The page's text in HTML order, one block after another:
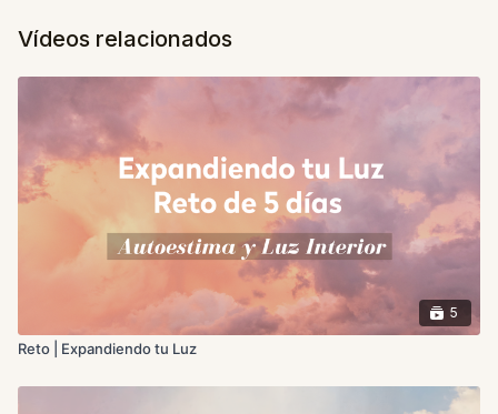
Es una práctica parasoltar el control,abrirte a recibiry
rendirte con confianza a la guía de tu alma y del universo.
Nos enfocaremos en activar y armonizar
del corazón)
para cerrar este ciclo con conexión espiritual,
paz y gratitud.
📝 Preguntas de Journaling
¿Qué parte de mí necesita rendirse para poder recibir
con más apertura, amor y confianza?
¿Qué he descubierto sobre mi luz interior durante este
reto que quiero seguir cultivando?
¿Qué me llevo de este proceso para seguir viviendo
Vídeos relacionados
5
Reto | Expandiendo tu Luz